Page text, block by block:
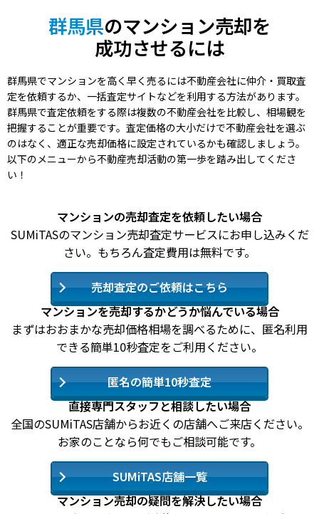
群馬県のマンション売却を
成功させるには
群馬県でマンションを高く早く売るには不動産会社に仲介・買取査
定を依頼するか、一括査定サイトなどを利用する方法があります。
群馬県で査定依頼をする際は複数の不動産会社を比較し、相場観を
把握することが重要です。査定価格の大小だけで不動産会社を選ぶ
のはなく、適正な売却価格に設定されているかも確認しましょう。
以下のメニューから不動産売却活動の第一歩を踏み出してくださ
い！
マンションの売却査定を依頼したい場合
SUMiTASのマンション売却査定サービスにお申し込みくだ
さい。もちろん査定費用は無料です。
売却査定のご依頼はこちら
マンションを売却するかどうか悩んでいる場合
まずはおおまかな売却価格相場を調べるために、匿名利用
できる簡単10秒査定をご利用ください。
匿名の簡単10秒査定
直接専門スタッフと相談したい場合
全国のSUMiTAS店舗からお近くの店舗へご来店ください。
お家のことなら何でもご相談可能です。
SUMiTAS店舗一覧
マンション売却の疑問を解決したい場合